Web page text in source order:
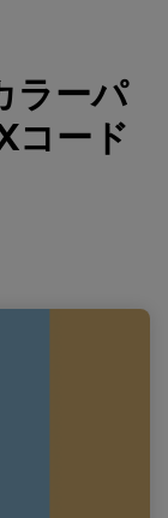
ラーパ
コード